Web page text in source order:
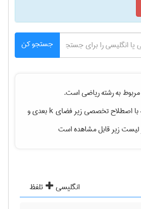
جستجو کن
به رشتهرياضیاست.
با اصطلاح تخصصیزیر فضای k بعدی
و
لیست زیر قابل مشاهده است
انگلیسی
تلفظ